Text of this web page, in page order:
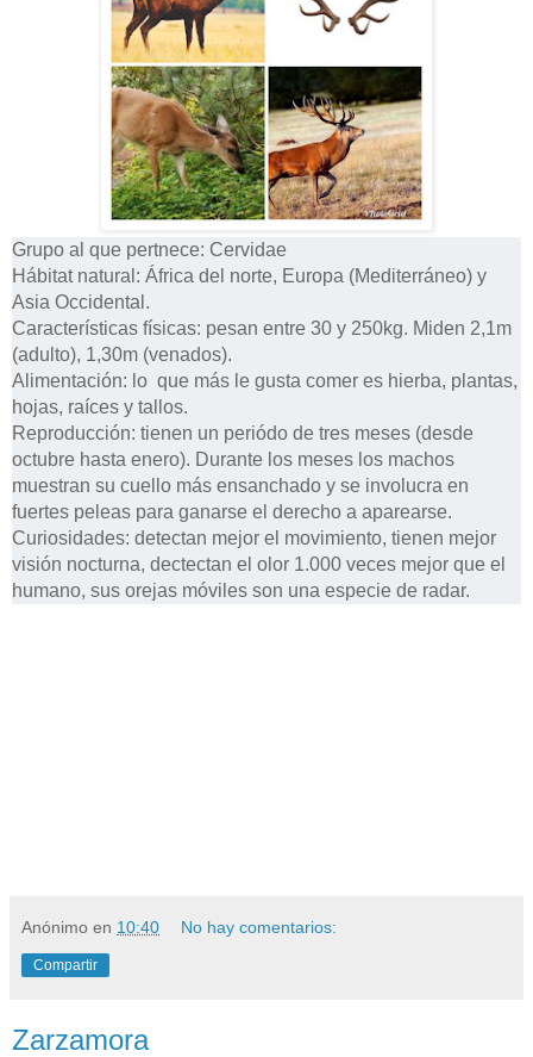
Grupo al que pertnece: Cervidae
Hábitat natural: África del norte, Europa (Mediterráneo) y
Asia Occidental.
Características físicas: pesan entre 30 y 250kg. Miden 2,1m
(adulto), 1,30m (venados).
Alimentación: lo que más le gusta comer es hierba, plantas,
hojas, raíces y tallos.
Reproducción: tienen un periódo de tres meses (desde
octubre hasta enero). Durante los meses los machos
muestran su cuello más ensanchado y se involucra en
fuertes peleas para ganarse el derecho a aparearse.
Curiosidades: detectan mejor el movimiento, tienen mejor
visión nocturna, dectectan el olor 1.000 veces mejor que el
humano, sus orejas móviles son una especie de radar.
Anónimo en 10:40 No hay comentarios:
Compartir
Zarzamora